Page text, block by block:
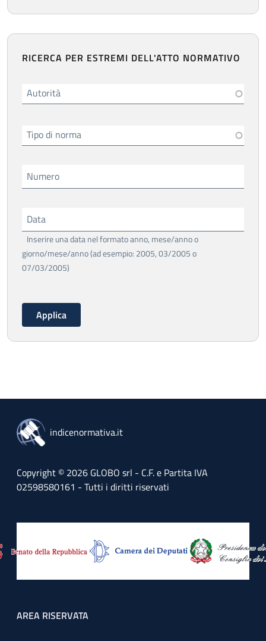
RICERCA PER ESTREMI DELL'ATTO NORMATIVO
Autorità
Tipo di norma
Numero
Data
Inserire una data nel formato anno, mese/anno o
giorno/mese/anno (ad esempio: 2005, 03/2005 o
07/03/2005)
indicenormativa.it
Copyright © 2026 GLOBO srl - C.F. e Partita IVA
02598580161 - Tutti i diritti riservati
Footer menu
AREA RISERVATA